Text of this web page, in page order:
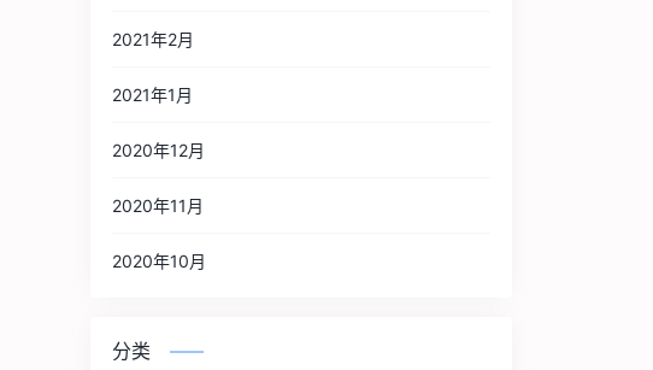
2021年2月
2021年1月
2020年12月
2020年11月
2020年10月
分类